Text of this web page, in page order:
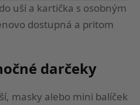
uší a kartička s osobným
dostupná a pritom
darčeky
masky alebo mini balíček